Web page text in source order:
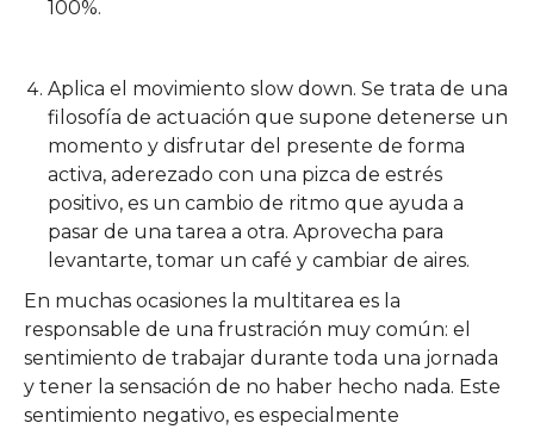
100%.
Aplica el movimiento slow down. Se trata de una
filosofía de actuación que supone detenerse un
momento y disfrutar del presente de forma
activa, aderezado con una pizca de estrés
positivo, es un cambio de ritmo que ayuda a
pasar de una tarea a otra. Aprovecha para
levantarte, tomar un café y cambiar de aires.
En muchas ocasiones la multitarea es la
responsable de una frustración muy común: el
sentimiento de trabajar durante toda una jornada
y tener la sensación de no haber hecho nada. Este
sentimiento negativo, es especialmente